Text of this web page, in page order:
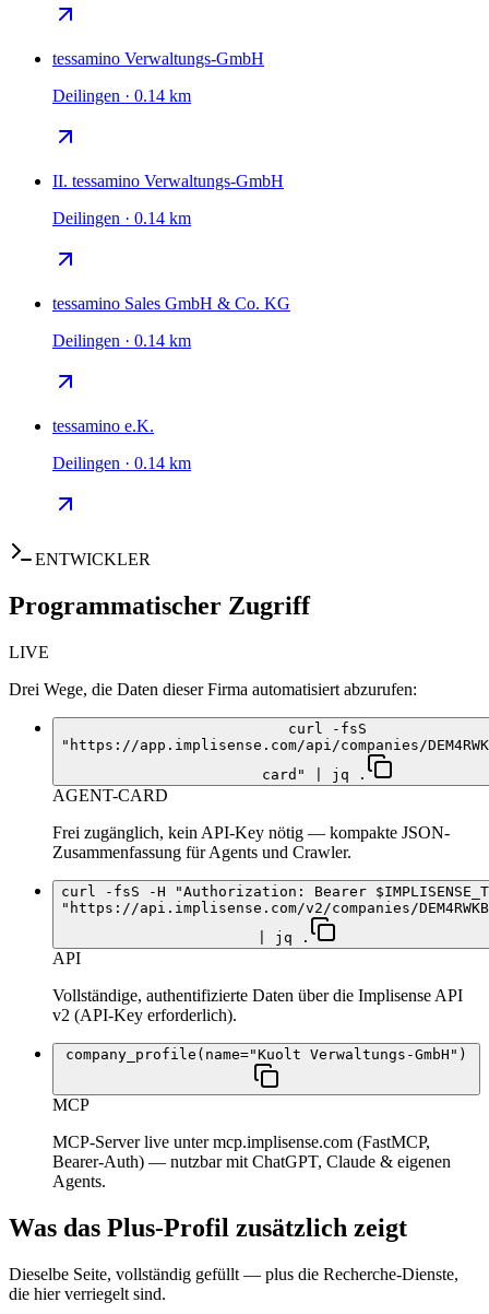
tessamino Verwaltungs-GmbH
Deilingen · 0.14 km
II. tessamino Verwaltungs-GmbH
Deilingen · 0.14 km
tessamino Sales GmbH & Co. KG
Deilingen · 0.14 km
tessamino e.K.
Deilingen · 0.14 km
ENTWICKLER
Programmatischer Zugriff
LIVE
Drei Wege, die Daten dieser Firma automatisiert abzurufen:
curl -fsS
"https://app.implisense.com/api/companies/
card" | jq .
AGENT-CARD
Frei zugänglich, kein API-Key nötig — kompakte JSON-
Zusammenfassung für Agents und Crawler.
curl -fsS -H "Authorization: Bearer
"https://api.implisense.com/v2/companies/
| jq .
API
Vollständige, authentifizierte Daten über die Implisense API
v2 (API-Key erforderlich).
company_profile(name="Kuolt Verwaltungs-GmbH")
MCP
MCP-Server live unter mcp.implisense.com (FastMCP,
Bearer-Auth) — nutzbar mit ChatGPT, Claude & eigenen
Agents.
Was das Plus-Profil zusätzlich zeigt
Dieselbe Seite, vollständig gefüllt — plus die Recherche-Dienste,
die hier verriegelt sind.